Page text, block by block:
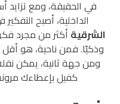
في الحقيقة، ومع تزايد
الداخلية، أصبح
الشرقية أكثر من مجرد
وذكيًا. فمن ناحية، هو أقل
ومن جهة ثانية، يمكن
كفيل بإعطاءك